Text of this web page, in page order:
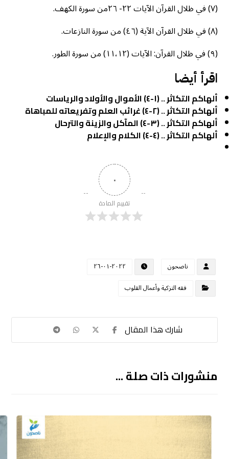
(٧) في ظلال القرآن الآيات ۲۲- ۲٦من سورة الكهف.
(٨) في ظلال القرآن الآية (٤٦) من سورة النازعات.
(٩) في ظلال القرآن: الآيات (١١،١٢) من سورة الطور.
اقرأ أيضا
ألهاكم التكاثر .. (١-٤) الأموال والأولاد والرياسات
ألهاكم التكاثر .. (٢-٤) غرائب العلم وتفريعاته للمباهاة
ألهاكم التكاثر .. (٣-٤) المآكل والزينة والترحال
ألهاكم التكاثر .. (٤-٤) الكلام والإعلام
٠
تقييم المادة
ناصحون
٢٠٢٢-٠١-٢٦
فقه التزكية وأعمال القلوب
منشورات ذات صلة ...